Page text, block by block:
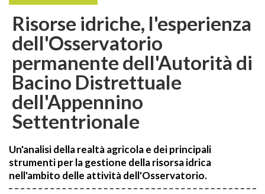
Risorse idriche, l'esperienza
dell'Osservatorio
permanente dell'Autorità di
Bacino Distrettuale
dell'Appennino
Settentrionale
Un'analisi della realtà agricola e dei principali
strumenti per la gestione della risorsa idrica
nell'ambito delle attività dell'Osservatorio.